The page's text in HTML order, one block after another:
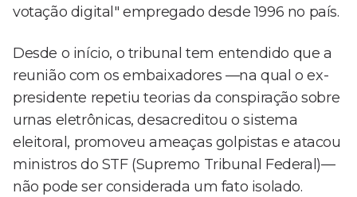
votação digital" empregado desde 1996 no país.
Desde o início, o tribunal tem entendido que a
reunião com os embaixadores —na qual o ex-
presidente repetiu teorias da conspiração sobre
urnas eletrônicas, desacreditou o sistema
eleitoral, promoveu ameaças golpistas e atacou
ministros do STF (Supremo Tribunal Federal)—
não pode ser considerada um fato isolado.